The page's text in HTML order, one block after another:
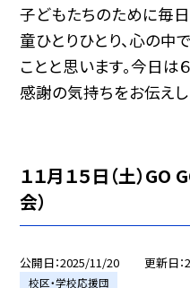
子どもたちのために毎日
童ひとりひとり、心の
ことと思います。今日
感謝の気持ちをお伝えし
１１月１５日（土）GO
会）
公開日 2025/11/20 更新日
校区・学校応援団